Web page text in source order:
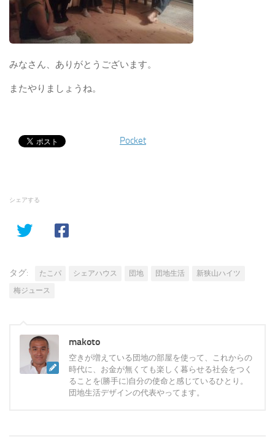
みなさん、ありがとうございます。
またやりましょうね。
Pocket
シェアする
タグ: たこパ シェアハウス 団地 団地生活
新狭山ハイツ
梅ジュース
makoto
空きが増えている団地の部屋を使って、これからの
時代に、お金が無くても楽しく暮らせる社会をつく
ることを(勝手に)自分の使命と感じているひとり。
団地生活デザインの代表やってます。